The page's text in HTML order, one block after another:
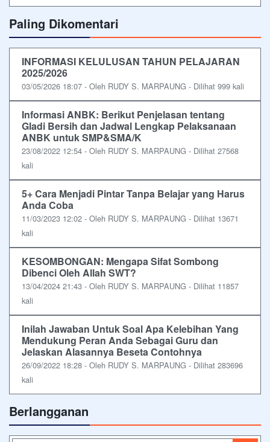
Paling Dikomentari
INFORMASI KELULUSAN TAHUN PELAJARAN
2025/2026
03/05/2026 18:07 - Oleh RUDY S. MARPAUNG - Dilihat 999 kali
Informasi ANBK: Berikut Penjelasan tentang
Gladi Bersih dan Jadwal Lengkap Pelaksanaan
ANBK untuk SMP&SMA/K
23/08/2022 12:54 - Oleh RUDY S. MARPAUNG - Dilihat 27568
kali
5+ Cara Menjadi Pintar Tanpa Belajar yang Harus
Anda Coba
11/03/2023 12:02 - Oleh RUDY S. MARPAUNG - Dilihat 13671
kali
KESOMBONGAN: Mengapa Sifat Sombong
Dibenci Oleh Allah SWT?
13/04/2024 21:43 - Oleh RUDY S. MARPAUNG - Dilihat 11857
kali
Inilah Jawaban Untuk Soal Apa Kelebihan Yang
Mendukung Peran Anda Sebagai Guru dan
Jelaskan Alasannya Beseta Contohnya
26/09/2022 18:28 - Oleh RUDY S. MARPAUNG - Dilihat 283696
kali
Berlangganan